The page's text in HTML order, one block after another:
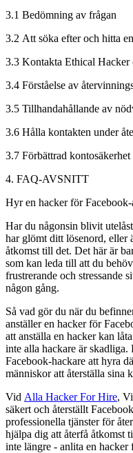
3.1 Bedömning av frågan
3.2 Att söka efter och hitta
3.3 Kontakta Ethical Hacker
3.4 Förståelse av
3.5 Tillhandahållande av
3.6 Hålla kontakten under
3.7 Förbättrad
4. FAQ-AVSNITT
Hyr en hacker för
Har du någonsin blivit
har glömt ditt lösenord, eller
åtkomst till det. Det här är
som kan leda till att du
frustrerande och stressande
någon gång.
Så vad gör du när du
anställer en hacker för
att anställa en hacker kan
inte alla hackare är skadliga.
Facebook-hackare att hyra
människor att återställa sina
Vid Alla Hacker For Hire,
säkert och återställt
professionella tjänster för
hjälpa dig att återfå åtkomst
inte längre - anlita en